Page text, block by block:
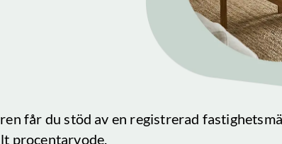
får du stöd av en registrerad
procentarvode.